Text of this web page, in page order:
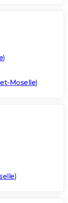
)
Moselle)
)